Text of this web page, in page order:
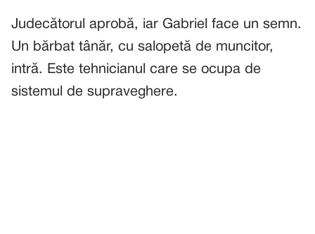
Judecătorul aprobă, iar Gabriel face un semn.
Un bărbat tânăr, cu salopetă de muncitor,
intră. Este tehnicianul care se ocupa de
sistemul de supraveghere.